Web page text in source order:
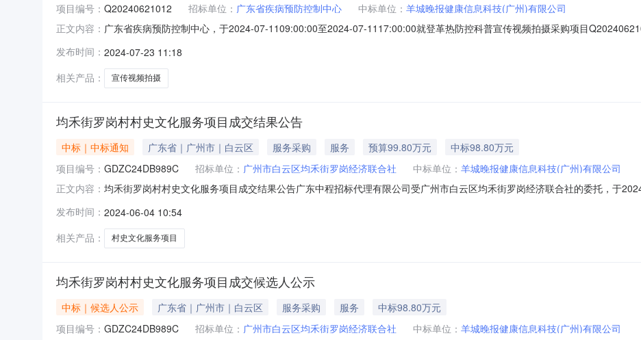
项目编号： Q20240621012 招标单位： 广东省疾病预防控制中心 中标单位： 羊城晚报健康信息科技(广州)有限公司
正文内容： 广东省疾病预防控制中心，于2024-07-1109:00:00至2024-07-1117:00:00就登革热防控科普宣传视频拍摄采购项目
额：人民币100000元四、采购时间：2024-07-1109:00:00至2024-07-1117:00:00五、成交信息包组1：
发布时间： 2024-07-23 11:18
相关产品：
宣传视频拍摄
均禾街罗岗村村史文化服务项目成交结果公告
中标｜中标通知 广东省｜广州市｜白云区 服务采购 服务 预算99.80万元
中标98.80万元
项目编号： GDZC24DB989C 招标单位： 广州市白云区均禾街罗岗经济联合社 中标单位： 羊城晚报健康信息科技(广州)有限公司
正文内容： 均禾街罗岗村村史文化服务项目成交结果公告广东中程招标代理有限公司受广州市白云区均禾街罗岗经济联合社的委托，于
罗岗村村史文化服务项目三、最高限价（元）：998,000.00四、采购方式：竞争性磋商五、成交信息成交供应商名称：羊城晚
￥988,000.00
发布时间： 2024-06-04 10:54
相关产品：
村史文化服务项目
均禾街罗岗村村史文化服务项目成交候选人公示
中标｜候选人公示 广东省｜广州市｜白云区 服务采购 服务
中标98.80万元
项目编号： GDZC24DB989C 招标单位： 广州市白云区均禾街罗岗经济联合社 中标单位： 羊城晚报健康信息科技(广州)有限公司